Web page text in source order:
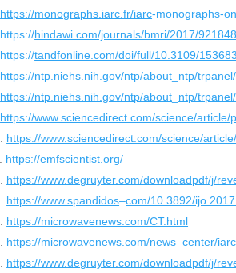
https://monographs.iarc.fr/iarc-monographs-
https://hindawi.com/journals/bmri/2017/
https://tandfonline.com/doi/full/10.3109/
https://ntp.niehs.nih.gov/ntp/about ntp/
https://ntp.niehs.nih.gov/ntp/about ntp/
https://www.sciencedirect.com/science/article/
https://www.sciencedirect.com/science/
https://emfscientist.org/
https://www.degruyter.com/downloadpdf/j/
https://www.spandidos–com/10.3892/
https://microwavenews.com/CT.html
https://microwavenews.com/news–center/iarc
https://www.degruyter.com/downloadpdf/j/